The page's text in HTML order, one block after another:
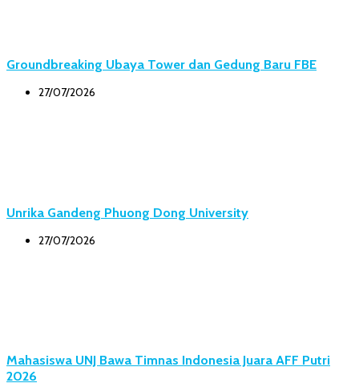
Groundbreaking Ubaya Tower dan Gedung Baru FBE
27/07/2026
Unrika Gandeng Phuong Dong University
27/07/2026
Mahasiswa UNJ Bawa Timnas Indonesia Juara AFF Putri
2026